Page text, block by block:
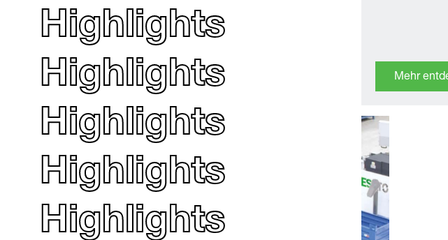
Highlights
Highlights
Highlights
Highlights
Highlights
Mehr